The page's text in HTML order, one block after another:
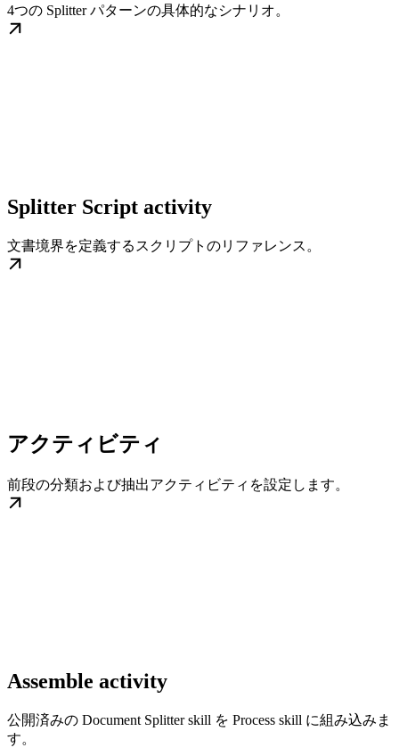
4つの Splitter パターンの具体的なシナリオ。
Splitter Script activity
文書境界を定義するスクリプトのリファレンス。
アクティビティ
前段の分類および抽出アクティビティを設定します。
Assemble activity
公開済みの Document Splitter skill を Process skill に組み込みま
す。